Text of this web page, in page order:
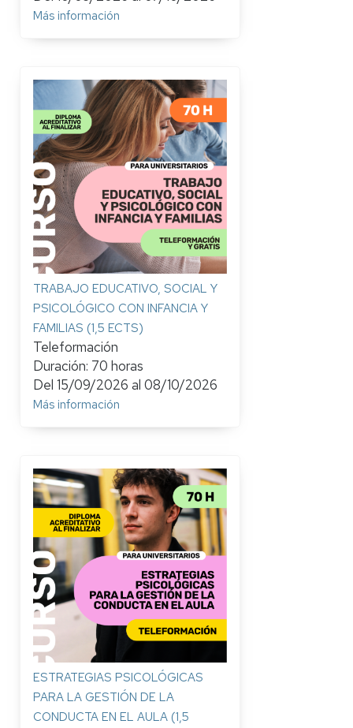
Más información
TRABAJO EDUCATIVO, SOCIAL Y
PSICOLÓGICO CON INFANCIA Y
FAMILIAS (1,5 ECTS)
Teleformación
Duración: 70 horas
Del 15/09/2026 al 08/10/2026
Más información
ESTRATEGIAS PSICOLÓGICAS
PARA LA GESTIÓN DE LA
CONDUCTA EN EL AULA (1,5